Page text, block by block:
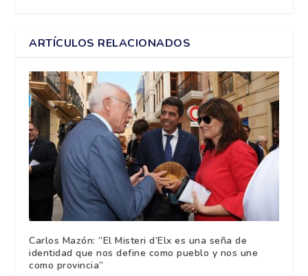
ARTÍCULOS RELACIONADOS
Carlos Mazón: “El Misteri d’Elx es una seña de
identidad que nos define como pueblo y nos une
como provincia”